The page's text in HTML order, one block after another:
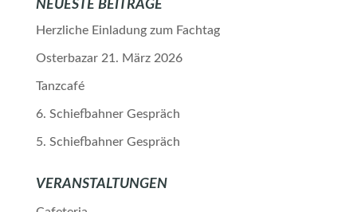
NEUESTE BEITRÄGE
Herzliche Einladung zum Fachtag
Osterbazar 21. März 2026
Tanzcafé
6. Schiefbahner Gespräch
5. Schiefbahner Gespräch
VERANSTALTUNGEN